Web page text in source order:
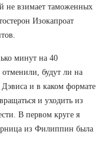
не взимает таможенных
Изокапроат
минут на 40
будут ли на
и в каком формате
и уходить из
В первом круге я
из Филиппин была